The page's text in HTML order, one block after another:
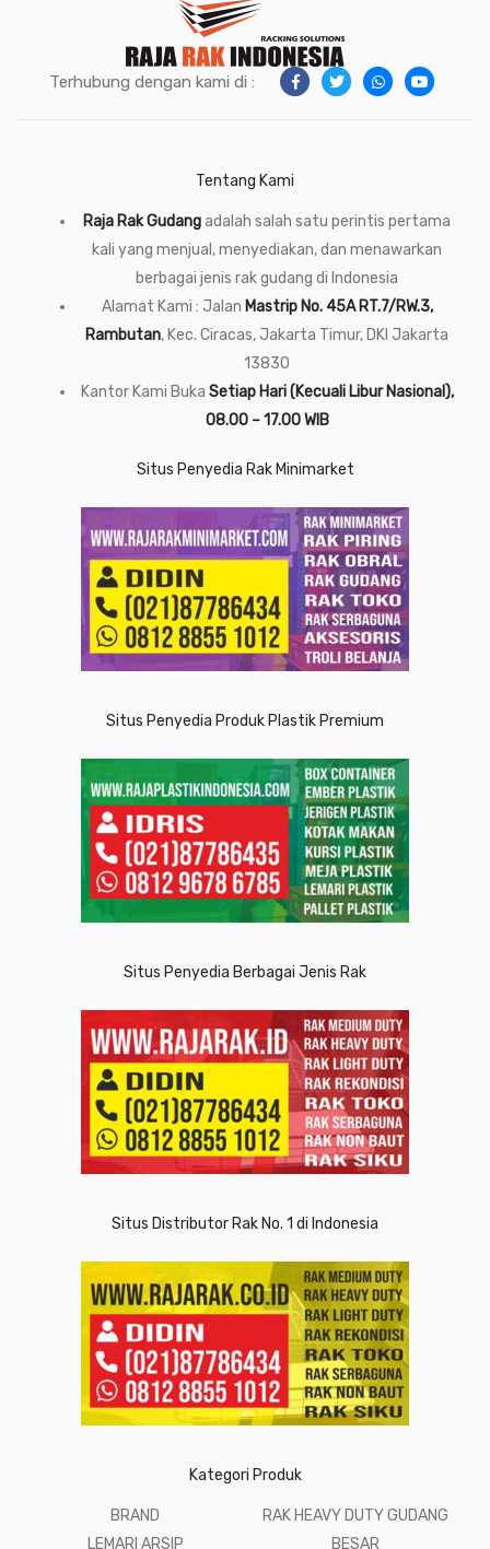
Terhubung dengan kami di :
Tentang Kami
Raja Rak Gudangadalah salah satu perintis pertama
kali yang menjual, menyediakan, dan menawarkan
berbagai jenis rak gudang di Indonesia
Alamat Kami : Jalan Mastrip No. 45A RT.7/RW.3,
Rambutan, Kec. Ciracas, Jakarta Timur, DKI Jakarta
13830
Kantor Kami Buka Setiap Hari (Kecuali Libur Nasional),
08.00 – 17.00 WIB
Situs Penyedia Rak Minimarket
Situs Penyedia Produk Plastik Premium
Situs Penyedia Berbagai Jenis Rak
Situs Distributor Rak No. 1 di Indonesia
Kategori Produk
BRAND
LEMARI ARSIP
RAK HEAVY DUTY GUDANG
BESAR